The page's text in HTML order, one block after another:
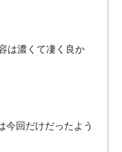
は濃くて凄く良か
今回だけだったよう